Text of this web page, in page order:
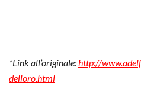
*Link all’originale:http://
delloro.html